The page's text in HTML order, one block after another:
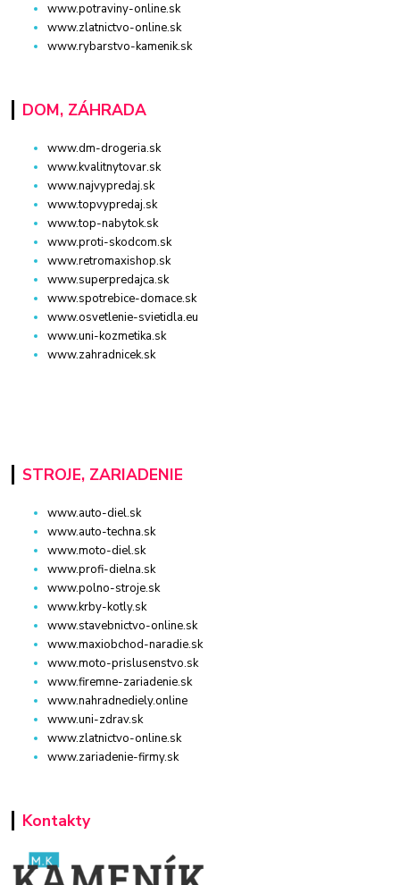
www.potraviny-online.sk
www.zlatnictvo-online.sk
www.rybarstvo-kamenik.sk
DOM, ZÁHRADA
www.dm-drogeria.sk
www.kvalitnytovar.sk
www.najvypredaj.sk
www.topvypredaj.sk
www.top-nabytok.sk
www.proti-skodcom.sk
www.retromaxishop.sk
www.superpredajca.sk
www.spotrebice-domace.sk
www.osvetlenie-svietidla.eu
www.uni-kozmetika.sk
www.zahradnicek.sk
STROJE, ZARIADENIE
www.auto-diel.sk
www.auto-techna.sk
www.moto-diel.sk
www.profi-dielna.sk
www.polno-stroje.sk
www.krby-kotly.sk
www.stavebnictvo-online.sk
www.maxiobchod-naradie.sk
www.moto-prislusenstvo.sk
www.firemne-zariadenie.sk
www.nahradnediely.online
www.uni-zdrav.sk
www.zlatnictvo-online.sk
www.zariadenie-firmy.sk
Kontakty